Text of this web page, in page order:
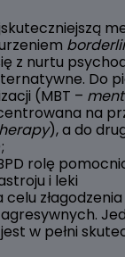
z nurtu
Do
(MBT –
na
), a do
rolę
i leki
złagodzenia
w pełni